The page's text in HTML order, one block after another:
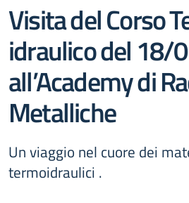
Visita del Corso
idraulico del 18/
all’Academy di
Metalliche
Un viaggio nel cuore dei
termoidraulici .